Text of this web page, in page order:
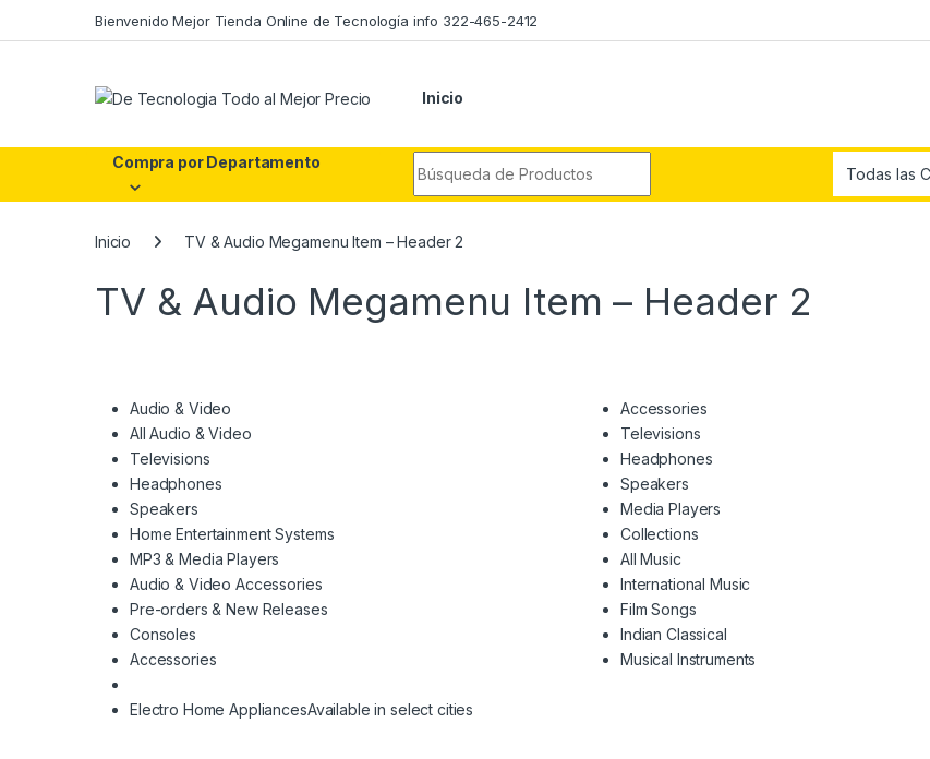
Bienvenido Mejor Tienda Online de Tecnología info 322-465-2412
Inicio
Compra por Departamento
Inicio TV & Audio Megamenu Item – Header 2
TV & Audio Megamenu Item – Header 2
Audio & Video
All Audio & Video
Televisions
Headphones
Speakers
Home Entertainment Systems
MP3 & Media Players
Audio & Video Accessories
Pre-orders & New Releases
Consoles
Accessories
Electro Home AppliancesAvailable in select cities
Accessories
Televisions
Headphones
Speakers
Media Players
Collections
All Music
International Music
Film Songs
Indian Classical
Musical Instruments